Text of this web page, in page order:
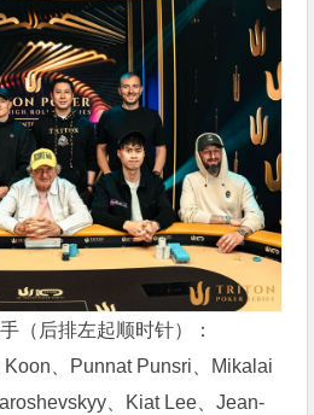
（后排左起顺时针）：
、Punnat Punsri、Mikalai
、Kiat Lee、Jean-